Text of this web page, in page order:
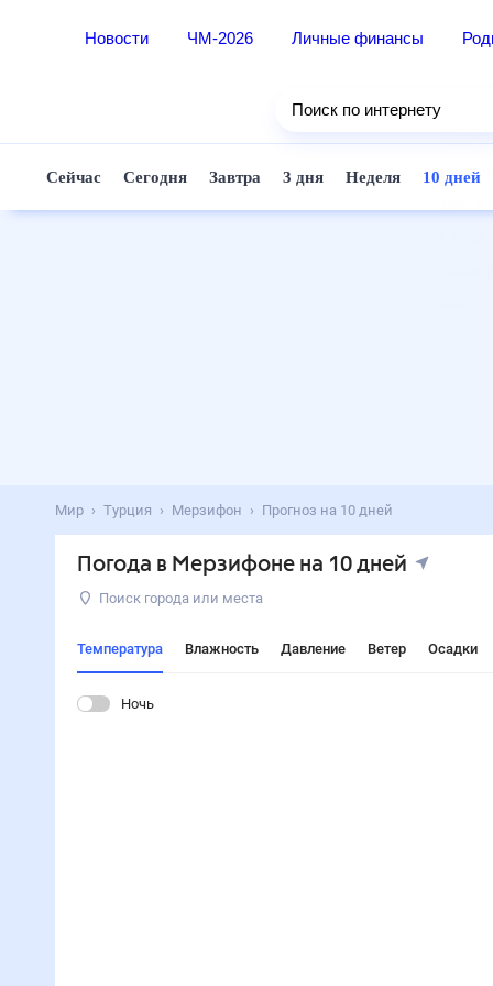
Новости ЧМ-2026 Личные финансы
Поиск по интернету
Сейчас Сегодня Завтра 3 дня Неделя 10
Мир Турция Мерзифон Прогноз на 10 дней
Погода в Мерзифоне на 10 дней
Поиск города или места
Температура Влажность Давление Ветер Осадки
Ночь